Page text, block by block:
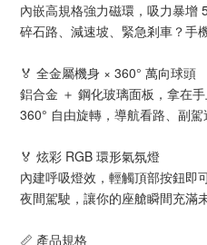
內嵌高規格強力磁環，吸力暴增
碎石路、減速坡、緊急剎車？手
🏅 全金屬機身 × 360° 萬向球頭
鋁合金 ＋ 鋼化玻璃面板，拿在手
360° 自由旋轉，導航看路、副駕
🏅 炫彩 RGB 環形氣氛燈
內建呼吸燈效，輕觸頂部按鈕即
夜間駕駛，讓你的座艙瞬間充滿
📏 產品規格